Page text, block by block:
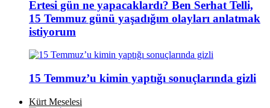
Ertesi gün ne yapacaklardı? Ben Serhat Telli,
15 Temmuz günü yaşadığım olayları anlatmak
istiyorum
15 Temmuz’u kimin yaptığı sonuçlarında gizli
Kürt Meselesi